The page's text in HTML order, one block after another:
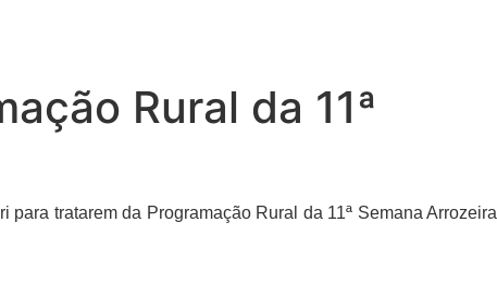
Rural da 11ª
tratarem da Programação Rural da 11ª Semana Arrozeira